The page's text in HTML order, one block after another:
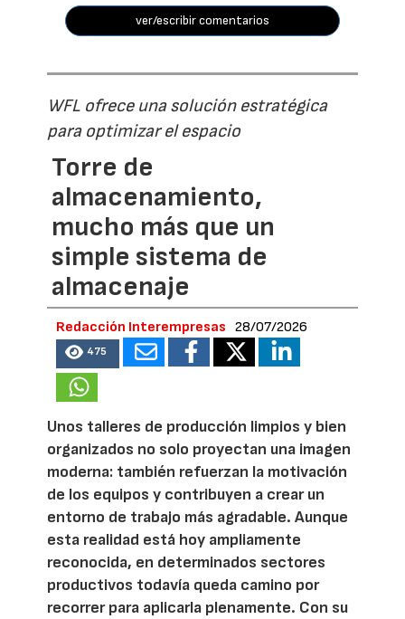
ver/escribir comentarios
WFL ofrece una solución estratégica
para optimizar el espacio
Torre de
almacenamiento,
mucho más que un
simple sistema de
almacenaje
Redacción Interempresas 28/07/2026
475
Unos talleres de producción limpios y bien
organizados no solo proyectan una imagen
moderna: también refuerzan la motivación
de los equipos y contribuyen a crear un
entorno de trabajo más agradable. Aunque
esta realidad está hoy ampliamente
reconocida, en determinados sectores
productivos todavía queda camino por
recorrer para aplicarla plenamente. Con su